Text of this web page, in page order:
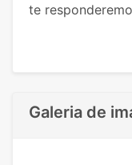
te
Galeria de